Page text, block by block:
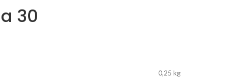
30
0,25 kg